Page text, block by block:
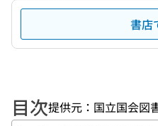
書店
目次提供元：国立国会図